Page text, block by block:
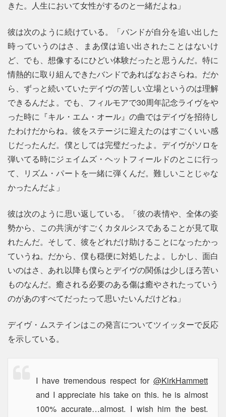
きた。人生において女性がするのと一緒だよね」
彼は次のように続けている。「バンドが自分を追い出した
時っていうのはさ、まあ僕は追い出されたことはないけ
ど、でも、想像するにひどい体験だったと思うんだ。特に
情熱的に取り組んできたバンドであればなおさらね。だか
ら、ずっと続いていたデイヴの苦しい立場というのは理解
できるんだよ。でも、フィルモアで30周年記念ライヴをや
った時に『キル・エム・オール』の曲ではデイヴを招待し
たわけだからね。彼をステージに迎えたのはすごくいい感
じだったんだ。僕としては完璧だったよ。デイヴがソロを
弾いてる時にジェイムズ・ヘットフィールドのとこに行っ
て、リズム・パートを一緒に弾くんだ。難しいことじゃな
かったんだよ」
彼は次のように思い返している。「彼の表情や、全体の姿
勢から、この共演がすごくカタルシスであることが見て取
れたんだ。そして、彼をどれだけ助けることになったかっ
ていうね。だから、僕も穏便に対処したよ。しかし、面白
いのはさ、あれ以降も僕らとデイヴの関係は少しほろ苦い
ものなんだ。癒される必要のある傷は癒やされたっていう
のがあのすべてだったって思いたいんだけどね」
デイヴ・ムステインはこの発言についてツイッターで反応
を示している。
I have tremendous respect for @KirkHammett
and I appreciate his take on this. he is almost
100% accurate…almost. I wish him the best.